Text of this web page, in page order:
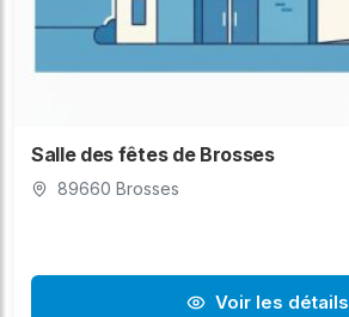
Salle des fêtes de Brosses
89660 Brosses
Voir les détails